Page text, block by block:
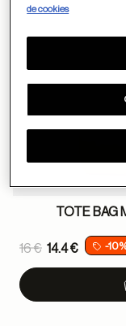
TOTE BAG
Price
16 €
to
14.4 € -
de cookies